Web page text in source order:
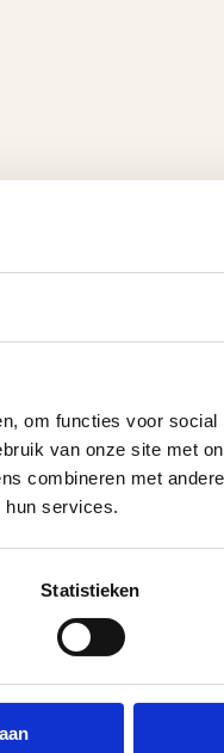
om functies voor
van onze site met
combineren met
hun services.
Statistieken